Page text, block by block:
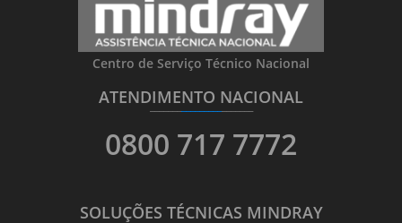
Centro de Serviço Técnico Nacional
ATENDIMENTO NACIONAL
_______________________
0800 717 7772
SOLUÇÕES TÉCNICAS MINDRAY